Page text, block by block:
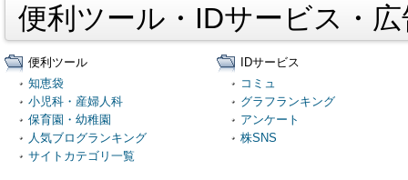
便利ツール・IDサービス・
便利ツール
知恵袋
小児科・産婦人科
保育園・幼稚園
人気ブログランキング
サイトカテゴリ一覧
IDサービス
コミュ
グラフランキング
アンケート
株SNS